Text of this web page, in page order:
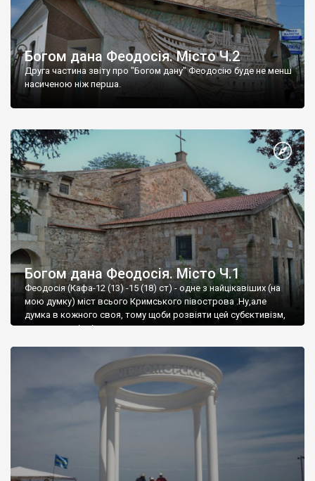
Богом дана Феодосія. Місто Ч.2
Друга частина звіту про "Богом дану" Феодосію буде не менш
насиченою ніж перша.
Богом дана Феодосія. Місто Ч.1
Феодосія (Кафа-12 (13) -15 (18) ст) - одне з найцікавіших (на
мою думку) міст всього Кримського півострова .Ну,але
думка в кожного своя, тому щоби розвіяти цей субєктивізм,
запрошую відвідати це